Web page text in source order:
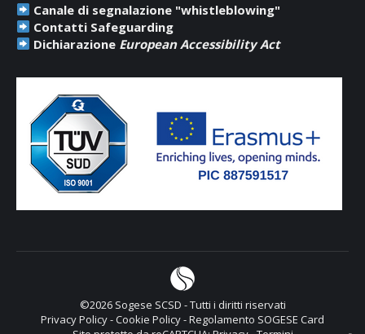
Canale di segnalazione "whistleblowing"
Contatti Safeguarding
Dichiarazione European Accessibility Act
©2026 Sogese SCSD - Tutti i diritti riservati
Privacy Policy-Cookie Policy-Regolamento SOGESE Card